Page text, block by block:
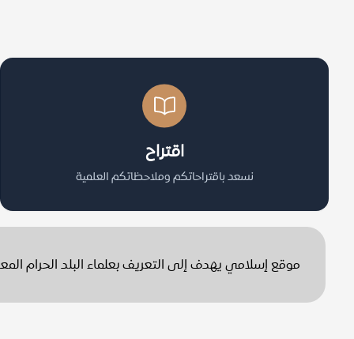
اقتراح
نسعد باقتراحاتكم وملاحظاتكم العلمية
موقع إسلامي يهدف إلى التعريف بعلماء البلد الحرام